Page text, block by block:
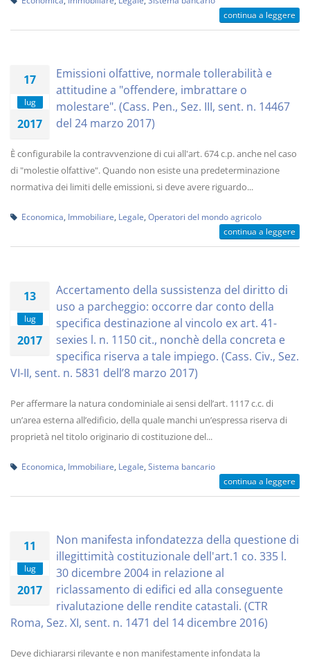
continua a leggere
17
lug
2017
Emissioni olfattive, normale tollerabilità e
attitudine a "offendere, imbrattare o
molestare". (Cass. Pen., Sez. III, sent. n. 14467
del 24 marzo 2017)
È configurabile la contravvenzione di cui all'art. 674 c.p. anche nel caso
di "molestie olfattive". Quando non esiste una predeterminazione
normativa dei limiti delle emissioni, si deve avere riguardo...
Economica Immobiliare Legale Operatori del mondo agricolo
continua a leggere
13
lug
2017
Accertamento della sussistenza del diritto di
uso a parcheggio: occorre dar conto della
specifica destinazione al vincolo ex art. 41-
sexies l. n. 1150 cit., nonchè della concreta e
specifica riserva a tale impiego. (Cass. Civ., Sez.
VI-II, sent. n. 5831 dell’8 marzo 2017)
Per affermare la natura condominiale ai sensi dell’art. 1117 c.c. di
un’area esterna all’edificio, della quale manchi un’espressa riserva di
proprietà nel titolo originario di costituzione del...
Economica Immobiliare Legale Sistema bancario
continua a leggere
11
lug
2017
Non manifesta infondatezza della questione di
illegittimità costituzionale dell'art.1 co. 335 l.
30 dicembre 2004 in relazione al
riclassamento di edifici ed alla conseguente
rivalutazione delle rendite catastali. (CTR
Roma, Sez. XI, sent. n. 1471 del 14 dicembre 2016)
Deve dichiararsi rilevante e non manifestamente infondata la